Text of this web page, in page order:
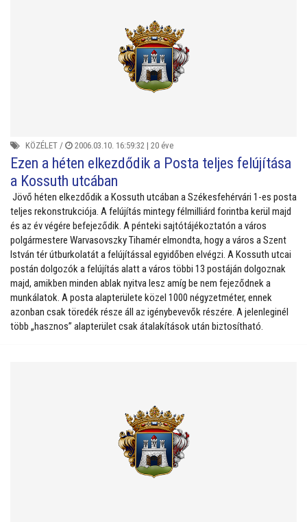
KÖZÉLET / 2006.03.10. 16:59:32 | 20 éve
Ezen a héten elkezdődik a Posta teljes felújítása
a Kossuth utcában
Jövő héten elkezdődik a Kossuth utcában a Székesfehérvári 1-es posta
teljes rekonstrukciója. A felújítás mintegy félmilliárd forintba kerül majd
és az év végére befejeződik. A pénteki sajtótájékoztatón a város
polgármestere Warvasovszky Tihamér elmondta, hogy a város a Szent
István tér útburkolatát a felújítással egyidőben elvégzi. A Kossuth utcai
postán dolgozók a felújítás alatt a város többi 13 postáján dolgoznak
majd, amikben minden ablak nyitva lesz amíg be nem fejeződnek a
munkálatok. A posta alapterülete közel 1000 négyzetméter, ennek
azonban csak töredék része áll az igénybevevők részére. A jelenleginél
több „hasznos” alapterület csak átalakítások után biztosítható.